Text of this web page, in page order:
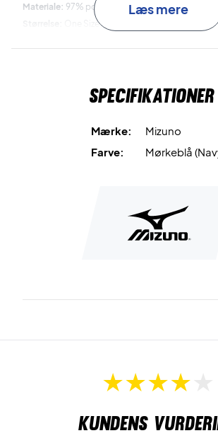
Materiale: 97% polyester, 3% spandex
One Size
Læs mere
Specifikationer
Mærke:
Mizuno
Farve:
Mørkeblå
Kundens